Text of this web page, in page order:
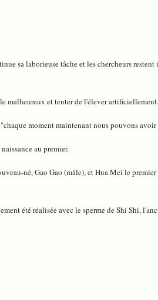
sa laborieuse tâche et les chercheurs
malheureux et tenter de l'élever artificiellement.
moment maintenant nous pouvons avoir
au premier.
né, Gao Gao (mâle), et Hua Mei le premier
été réalisée avec le sperme de Shi Shi,